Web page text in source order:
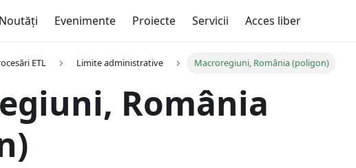
Noutăți Evenimente Proiecte Servicii Acces liber
ETL Limite administrative Macroregiuni, România (poligon)
România